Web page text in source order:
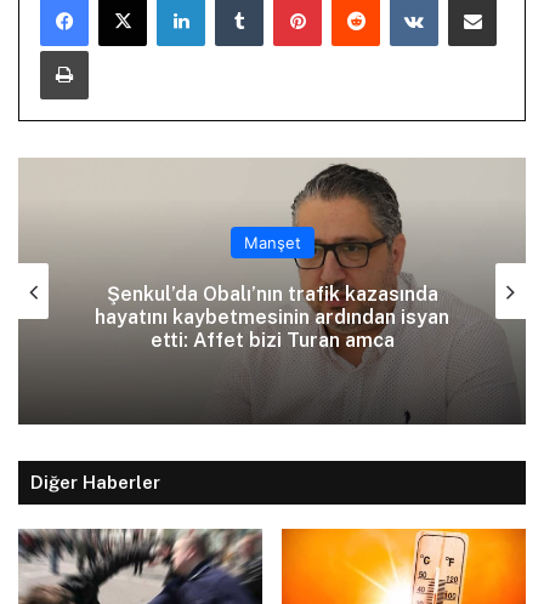
Yazdır
Manşet
Şenkul’da Obalı’nın trafik kazasında
hayatını kaybetmesinin ardından isyan
etti: Affet bizi Turan amca
Diğer Haberler